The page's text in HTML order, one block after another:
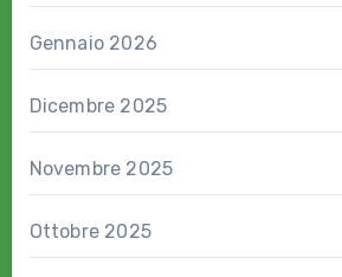
Gennaio 2026
Dicembre 2025
Novembre 2025
Ottobre 2025